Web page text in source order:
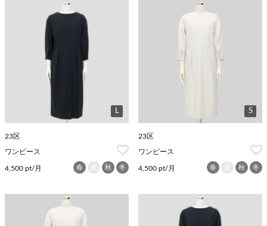
L
23区
ワンピース
4,500 pt/月 春 秋 冬
S
23区
ワンピース
4,500 pt/月 春 秋 冬